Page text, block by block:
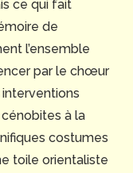
ce qui fait
de
l’ensemble
par le chœur
interventions
à la
costumes
toile orientaliste